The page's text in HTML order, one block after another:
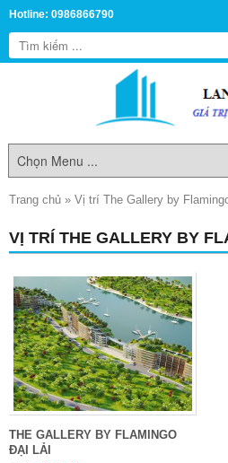
Hotline: 0986866790
Trang chủ » Vị trí The Gallery by
VỊ TRÍ THE GALLERY BY
THE GALLERY BY FLAMINGO
ĐẠI LẢI